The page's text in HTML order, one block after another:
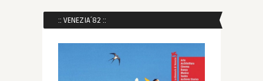
:: VENEZIA´82 ::